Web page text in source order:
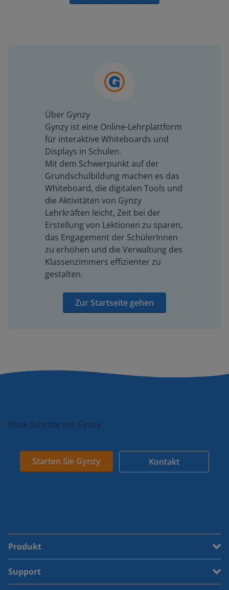
Über Gynzy
Gynzy ist eine Online-Lehrplattform
für interaktive Whiteboards und
Displays in Schulen.
Mit dem Schwerpunkt auf der
Grundschulbildung machen es das
Whiteboard, die digitalen Tools und
die Aktivitäten von Gynzy
Lehrkräften leicht, Zeit bei der
Erstellung von Lektionen zu sparen,
das Engagement der SchülerInnen
zu erhöhen und die Verwaltung des
Klassenzimmers effizienter zu
gestalten.
Zur Startseite gehen
Erste Schritte mit Gynzy
Starten Sie Gynzy Kontakt
Produkt
Support